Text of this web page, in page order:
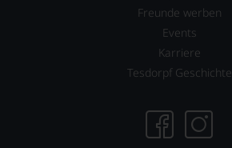
Freunde werben
Events
Karriere
Tesdorpf Geschichte